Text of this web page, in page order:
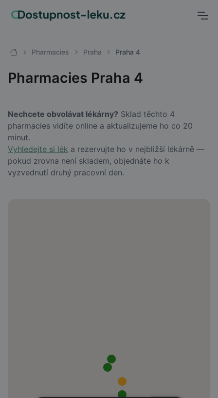
Pharmacies Praha Praha 4
Pharmacies Praha 4
Nechcete obvolávat lékárny? Sklad těchto 4
pharmacies vidíte online a aktualizujeme ho co 20
minut.
Vyhledejte si lék a rezervujte ho v nejbližší lékárně —
pokud zrovna není skladem, objednáte ho k
vyzvednutí druhý pracovní den.